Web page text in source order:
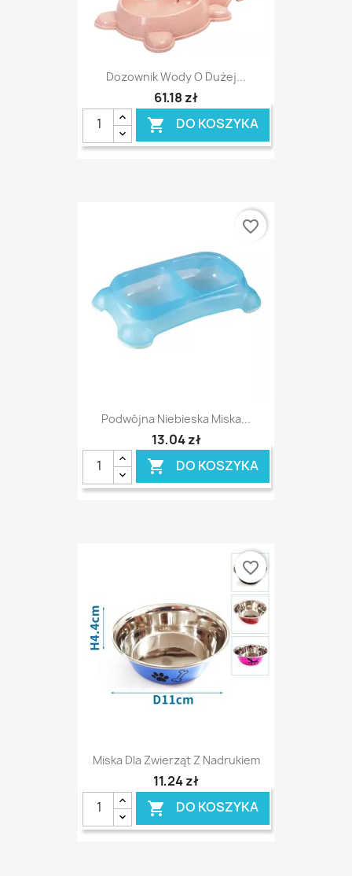
Dozownik Wody O Dużej...
61,18 zł
 DO KOSZYKA
Podwójna Niebieska Miska...
13,04 zł
 DO KOSZYKA
favorite_border
Miska Dla Zwierząt Z Nadrukiem
11,24 zł
 DO KOSZYKA
favorite_border